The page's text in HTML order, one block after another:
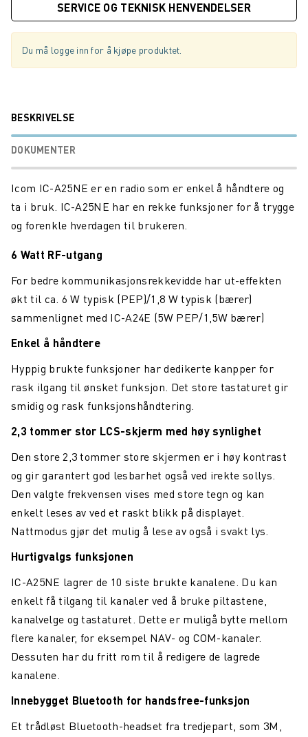
SERVICE OG TEKNISK HENVENDELSER
Du må logge inn for å kjøpe produktet.
BESKRIVELSE
DOKUMENTER
Icom IC-A25NE er en radio som er enkel å håndtere og
ta i bruk. IC-A25NE har en rekke funksjoner for å trygge
og forenkle hverdagen til brukeren.
6 Watt RF-utgang
For bedre kommunikasjonsrekkevidde har ut-effekten
økt til ca. 6 W typisk (PEP)/1,8 W typisk (bærer)
sammenlignet med IC-A24E (5W PEP/1,5W bærer)
Enkel å håndtere
Hyppig brukte funksjoner har dedikerte kanpper for
rask ilgang til ønsket funksjon. Det store tastaturet gir
smidig og rask funksjonshåndtering.
2,3 tommer stor LCS-skjerm med høy synlighet
Den store 2,3 tommer store skjermen er i høy kontrast
og gir garantert god lesbarhet også ved irekte sollys.
Den valgte frekvensen vises med store tegn og kan
enkelt leses av ved et raskt blikk på displayet.
Nattmodus gjør det mulig å lese av også i svakt lys.
Hurtigvalgs funksjonen
IC-A25NE lagrer de 10 siste brukte kanalene. Du kan
enkelt få tilgang til kanaler ved å bruke piltastene,
kanalvelge og tastaturet. Dette er muligå bytte mellom
flere kanaler, for eksempel NAV- og COM-kanaler.
Dessuten har du fritt rom til å redigere de lagrede
kanalene.
Innebygget Bluetooth for handsfree-funksjon
Et trådløst Bluetooth-headset fra tredjepart, som 3M,